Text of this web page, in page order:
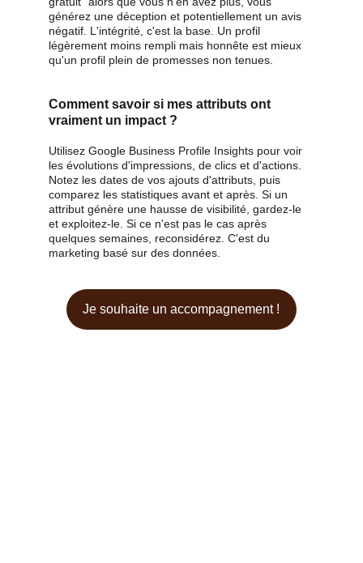
générez une déception et potentiellement un avis
négatif. L'intégrité, c'est la base. Un profil
légèrement moins rempli mais honnête est mieux
qu'un profil plein de promesses non tenues.
Comment savoir si mes attributs ont
vraiment un impact ?
Utilisez Google Business Profile Insights pour voir
les évolutions d'impressions, de clics et d'actions.
Notez les dates de vos ajouts d'attributs, puis
comparez les statistiques avant et après. Si un
attribut génère une hausse de visibilité, gardez-le
et exploitez-le. Si ce n'est pas le cas après
quelques semaines, reconsidérez. C'est du
marketing basé sur des données.
Je souhaite un accompagnement !